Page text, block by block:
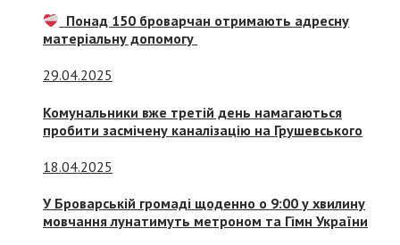
Понад 150 броварчан отримають адресну
матеріальну допомогу
29.04.2025
Комунальники вже третій день намагаються
пробити засмічену каналізацію на Грушевського
18.04.2025
У Броварській громаді щоденно о 9:00 у хвилину
мовчання лунатимуть метроном та Гімн України